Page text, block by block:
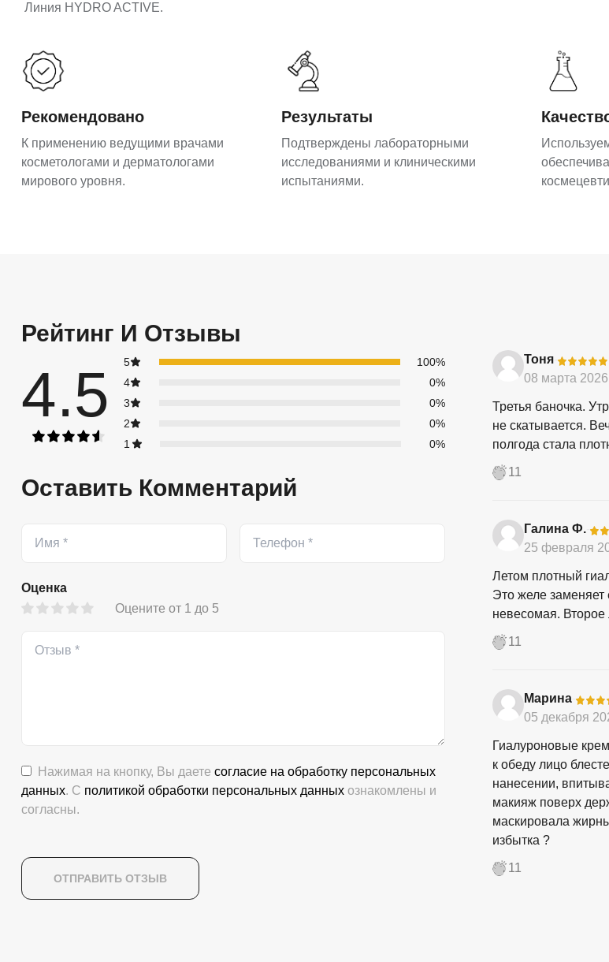
Линия HYDRO ACTIVE.
Рекомендовано
К применению ведущими врачами
косметологами и дерматологами
мирового уровня.
Результаты
Подтверждены лабораторными
исследованиями и клиническими
испытаниями.
Рейтинг И Отзывы
4.5 5
100%
4
0%
3
0%
2
0%
1
0%
Оставить Комментарий
Оценка
Оцените от 1 до 5
Нажимая на кнопку, Вы даете согласие на обработку персональных
данных. С политикой обработки персональных данных ознакомлены и
согласны.
Тоня-
08 марта 2026
Третья баночка.
не скатывается.
полгода стала
11
Галина Ф.-
25 февраля
Летом плотный
Это желе заменяет
невесомая.
11
Марина-
05 декабря
Гиалуроновые
к обеду лицо
нанесении,
макияж поверх
маскировала
избытка ?
11